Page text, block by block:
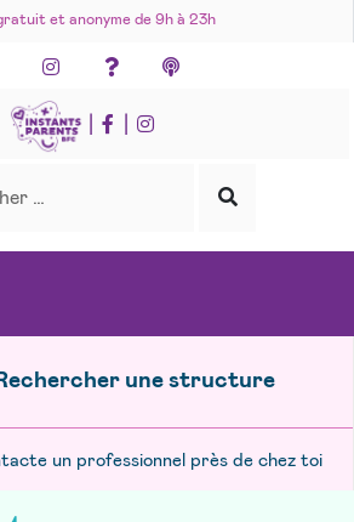
et anonyme de 9h à 23h
FacebookInstagramFoire aux questions
Lancer
recherche
une structure
un professionnel près de chez toi